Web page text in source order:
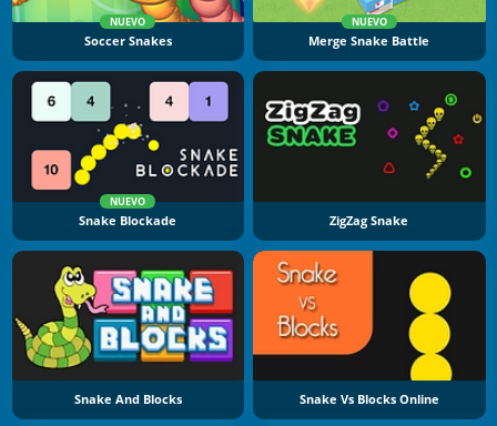
NUEVO
Soccer Snakes
NUEVO
Merge Snake Battle
NUEVO
Snake Blockade ZigZag Snake
Snake And Blocks Snake Vs Blocks Online